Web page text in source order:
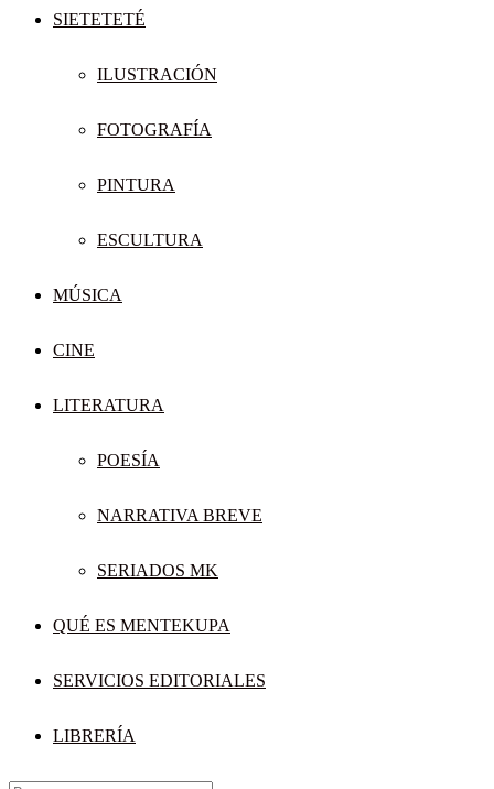
SIETETETÉ
ILUSTRACIÓN
FOTOGRAFÍA
PINTURA
ESCULTURA
MÚSICA
CINE
LITERATURA
POESÍA
NARRATIVA BREVE
SERIADOS MK
QUÉ ES MENTEKUPA
SERVICIOS EDITORIALES
LIBRERÍA